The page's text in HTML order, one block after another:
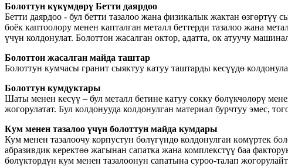
Болоттун күкүмдөрү Бетти даярдоо
Бетти даярдоо - бул бетти тазалоо жана физикалык жактан
боёк каптоолору менен капталган металл беттерди тазалоо жана
үчүн колдонулат. Болоттон жасалган октор, адатта, ок атуучу
Болоттон жасалган майда таштар
Болоттун кумчасы гранит сыяктуу катуу таштарды кесүүдө
Болоттун кумдуктары
Шаты менен кесүү – бул металл бетине катуу сокку бөлүкчөлөрү
жогорулатат. Бул колдонууда колдонулган материал бурчтуу эмес,
Кум менен тазалоо үчүн болоттун майда кумдары
Кум менен тазалоочу корпустун бөлүгүндө колдонулган көмүртек
абразивдик керектөө жагынан сапатка жана комплекстүү баа
бөлүктөрдүн кум менен тазалоонун сапатына суроо-талап